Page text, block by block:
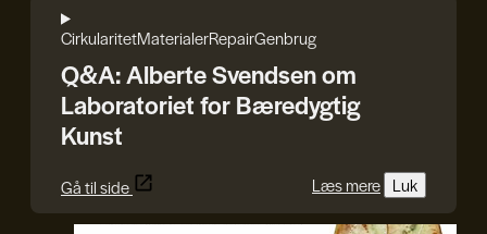
CirkularitetMaterialerRepairGenbrug
Q&A: Alberte Svendsen om
Laboratoriet for Bæredygtig
Kunst
Gå til side Læs mere Luk